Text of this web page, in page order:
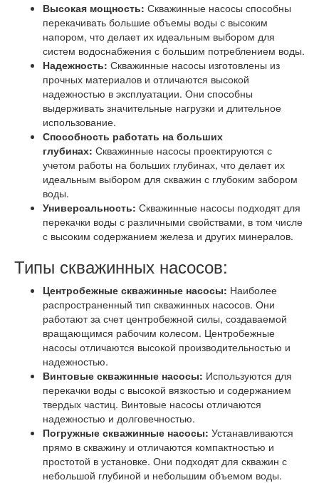
Высокая мощность: Скважинные насосы способны
перекачивать большие объемы воды с высоким
напором, что делает их идеальным выбором для
систем водоснабжения с большим потреблением воды.
Надежность: Скважинные насосы изготовлены из
прочных материалов и отличаются высокой
надежностью в эксплуатации. Они способны
выдерживать значительные нагрузки и длительное
использование.
Способность работать на больших
глубинах: Скважинные насосы проектируются с
учетом работы на больших глубинах, что делает их
идеальным выбором для скважин с глубоким забором
воды.
Универсальность: Скважинные насосы подходят для
перекачки воды с различными свойствами, в том числе
с высоким содержанием железа и других минералов.
Типы скважинных насосов:
Центробежные скважинные насосы: Наиболее
распространенный тип скважинных насосов. Они
работают за счет центробежной силы, создаваемой
вращающимся рабочим колесом. Центробежные
насосы отличаются высокой производительностью и
надежностью.
Винтовые скважинные насосы: Используются для
перекачки воды с высокой вязкостью и содержанием
твердых частиц. Винтовые насосы отличаются
надежностью и долговечностью.
Погружные скважинные насосы: Устанавливаются
прямо в скважину и отличаются компактностью и
простотой в установке. Они подходят для скважин с
небольшой глубиной и небольшим объемом воды.